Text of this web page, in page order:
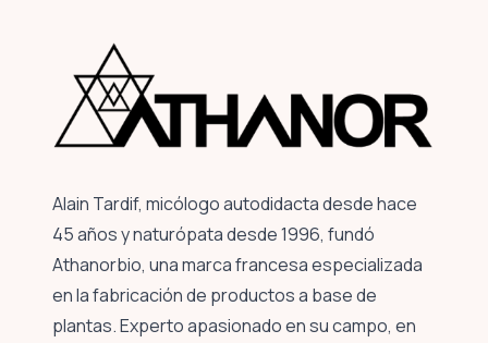
Alain Tardif, micólogo autodidacta desde hace
45 años y naturópata desde 1996, fundó
Athanorbio, una marca francesa especializada
en la fabricación de productos a base de
plantas. Experto apasionado en su campo, en